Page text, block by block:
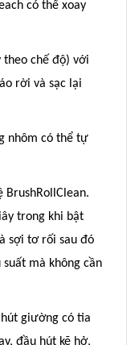
có thể xoay
theo chế độ) với
rời và sạc lại
nhôm có thể tự
BrushRollClean.
trong khi bật
sợi tơ rối sau đó
mà không cần
giường có tia
đầu hút kẽ hở,